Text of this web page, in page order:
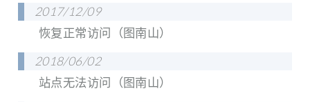
2017/12/09
恢复正常访问（图南山）
2018/06/02
站点无法访问（图南山）